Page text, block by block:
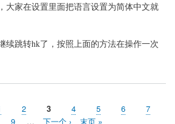
大家在设置里面把语言设置为简体中文就
续跳转hk了，按照上面的方法在操作一次
页
2
当
前
3
页
4
页
面
5
页
6
页
7
页
9 … 下
下一个 › 末
末页 »